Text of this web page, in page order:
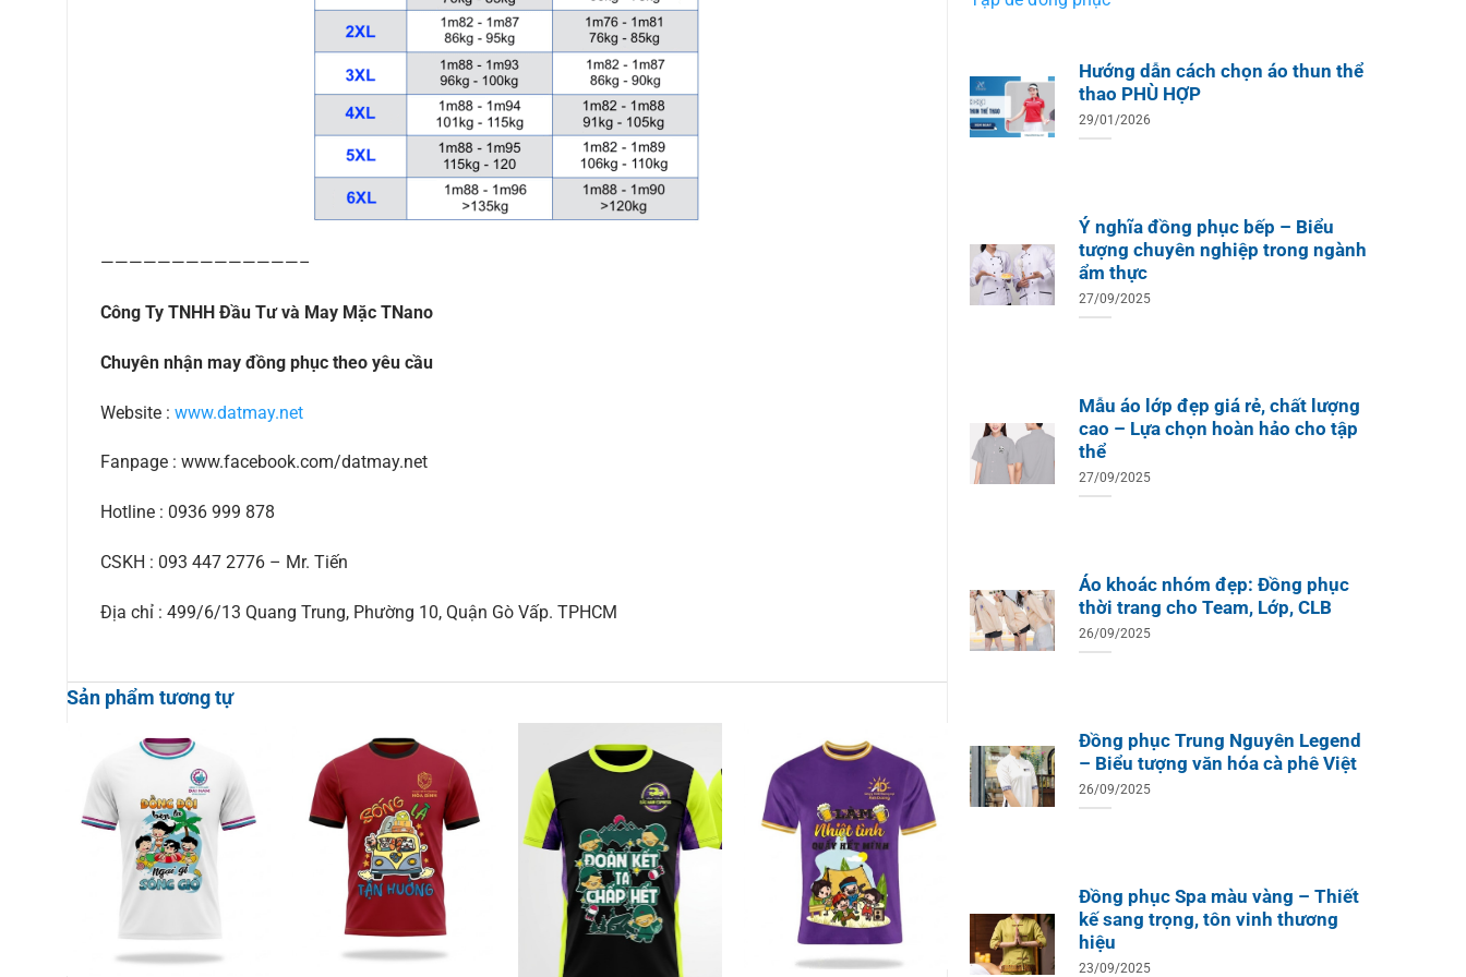
——————————————–
Công Ty TNHH Đầu Tư và May Mặc TNano
Chuyên nhận may đồng phục theo yêu cầu
Website : www.datmay.net
Fanpage : www.facebook.com/datmay.net
Hotline : 0936 999 878
CSKH : 093 447 2776 – Mr. Tiến
Địa chỉ : 499/6/13 Quang Trung, Phường 10, Quận Gò Vấp. TPHCM
Sản phẩm tương tự
Hướng dẫn cách chọn áo thun thể
thao PHÙ HỢP
29/01/2026
Ý nghĩa đồng phục bếp – Biểu
tượng chuyên nghiệp trong ngành
ẩm thực
27/09/2025
Mẫu áo lớp đẹp giá rẻ, chất lượng
cao – Lựa chọn hoàn hảo cho tập
thể
27/09/2025
Áo khoác nhóm đẹp: Đồng phục
thời trang cho Team, Lớp, CLB
26/09/2025
Đồng phục Trung Nguyên Legend
– Biểu tượng văn hóa cà phê Việt
26/09/2025
Đồng phục Spa màu vàng – Thiết
kế sang trọng, tôn vinh thương
hiệu
23/09/2025